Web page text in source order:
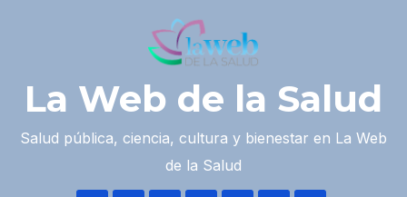
La Web de la Salud
Salud pública, ciencia, cultura y bienestar en La Web
de la Salud